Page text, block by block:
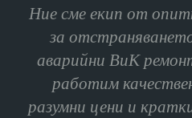
Ние сме екип от
за
аварийни ВиК
работим
разумни цени и